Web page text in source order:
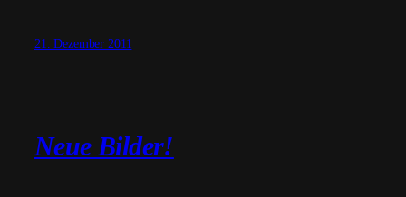
21. Dezember 2011
Neue Bilder!